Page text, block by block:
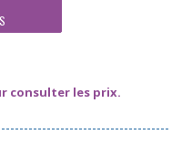
consulter les prix.